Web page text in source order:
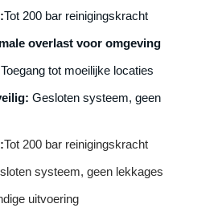
Tot 200 bar reinigingskracht
overlast voor omgeving
Toegang tot moeilijke locaties
Gesloten systeem, geen
Tot 200 bar reinigingskracht
systeem, geen lekkages
uitvoering